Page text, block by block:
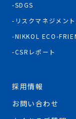
SDGS
リスクマネジメン
NIKKOL ECO-
CSRレポート
採用情報
お問い合わせ